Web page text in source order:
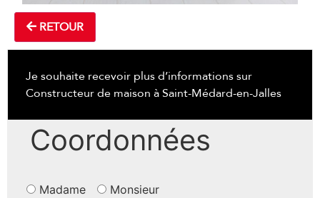
RETOUR
Je souhaite recevoir plus d’informations sur
Constructeur de maison à Saint-Médard-en-Jalles
Coordonnées
Madame Monsieur